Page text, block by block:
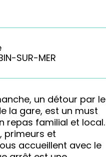
SUR-MER
un détour par le
la gare, est un must
repas familial et local.
primeurs et
accueillent avec le